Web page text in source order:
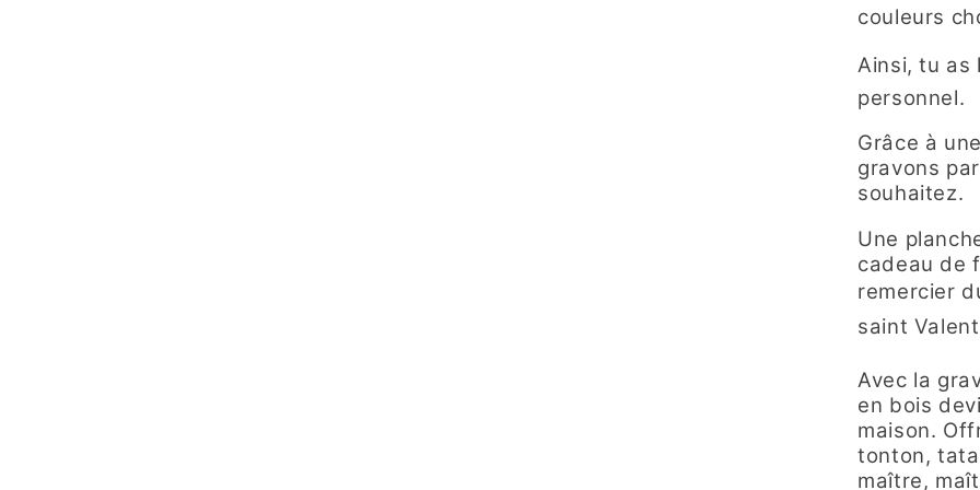
couleurs
Ainsi, tu as
personnel.
Grâce à
gravons
souhaitez.
Une
cadeau de
remercier
saint
Avec la
en bois
maison.
tonton,
maître,